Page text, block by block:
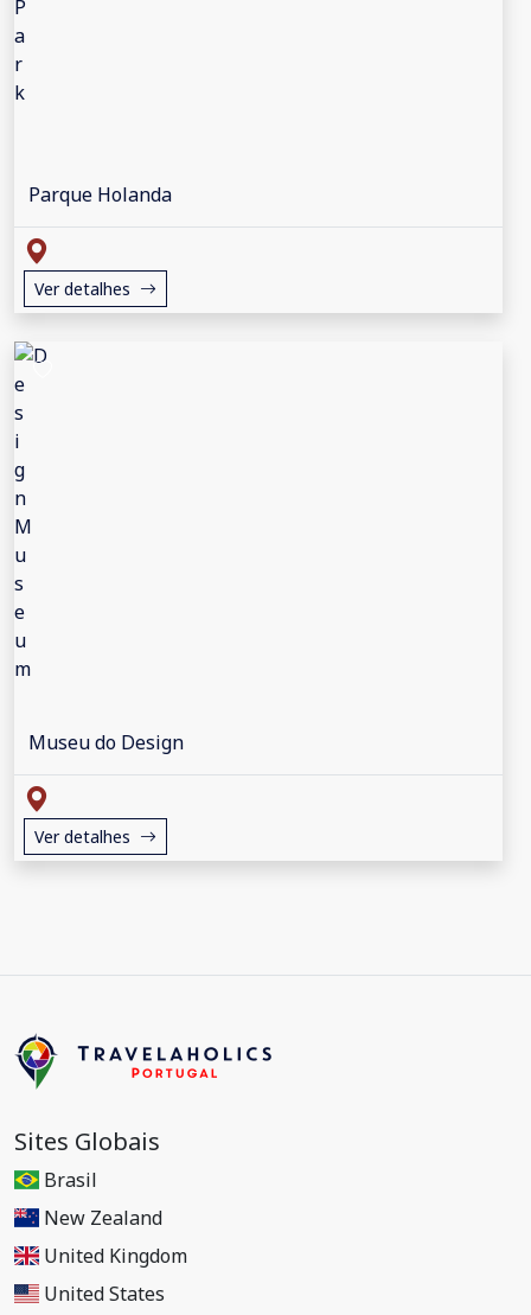
Parque Holanda
Ver detalhes
Museu do Design
Ver detalhes
Sites Globais
Brasil
New Zealand
United Kingdom
United States